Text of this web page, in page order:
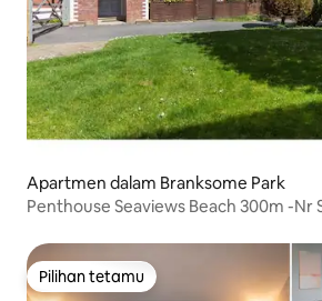
Apartmen dalam Branksome Park
Penthouse Seaviews Beach 300m -Nr
Pilihan tetamu
Pilihan tetamu